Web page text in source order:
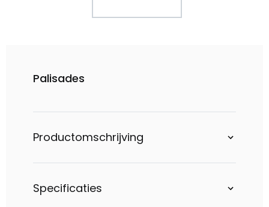
Palisades
Productomschrijving
Specificaties